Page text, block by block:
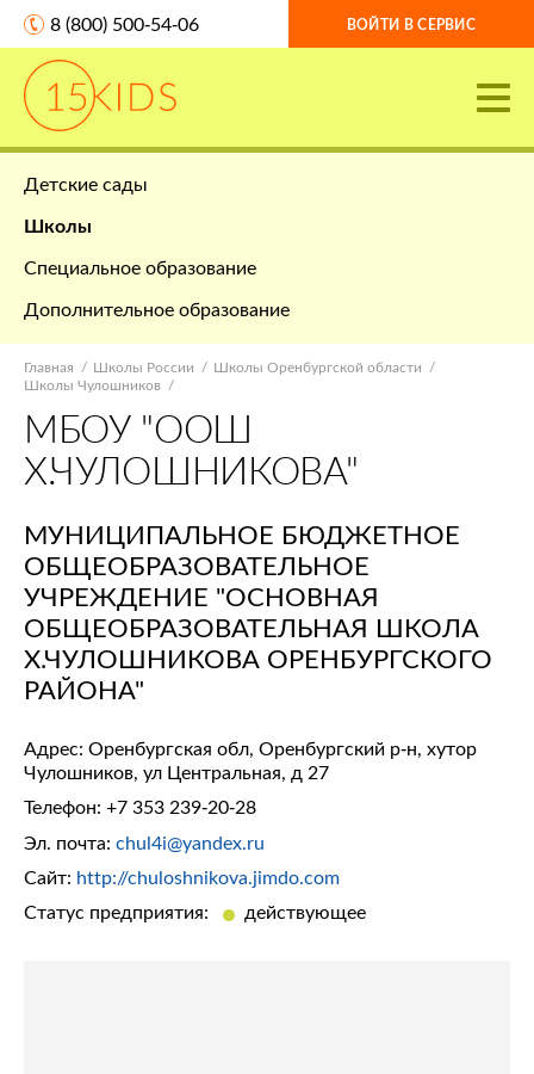
8 (800) 500-54-06 ВОЙТИ В СЕРВИС
Детские сады
Школы
Специальное образование
Дополнительное образование
Главная Школы России
Школы Оренбургской области
Школы Чулошников
МБОУ "ООШ
Х.ЧУЛОШНИКОВА"
МУНИЦИПАЛЬНОЕ БЮДЖЕТНОЕ
ОБЩЕОБРАЗОВАТЕЛЬНОЕ
УЧРЕЖДЕНИЕ "ОСНОВНАЯ
ОБЩЕОБРАЗОВАТЕЛЬНАЯ ШКОЛА
Х.ЧУЛОШНИКОВА ОРЕНБУРГСКОГО
РАЙОНА"
Адрес: Оренбургская обл, Оренбургский р-н, хутор
Чулошников, ул Центральная, д 27
Телефон: +7 353 239-20-28
Эл. почта: chul4i@yandex.ru
Сайт: http://chuloshnikova.jimdo.com
Статус предприятия:
действующее